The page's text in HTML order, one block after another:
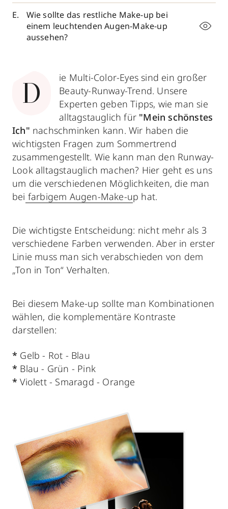
Wie sollte das restliche Make-up bei
einem leuchtenden Augen-Make-up
aussehen?
D
ie Multi-Color-Eyes sind ein großer
Beauty-Runway-Trend. Unsere
Experten geben Tipps, wie man sie
alltagstauglich für "Mein schönstes
Ich" nachschminken kann. Wir haben die
wichtigsten Fragen zum Sommertrend
zusammengestellt. Wie kann man den Runway-
Look alltagstauglich machen? Hier geht es uns
um die verschiedenen Möglichkeiten, die man
bei farbigem Augen-Make-up hat.
Die wichtigste Entscheidung: nicht mehr als 3
verschiedene Farben verwenden. Aber in erster
Linie muss man sich verabschieden von dem
„Ton in Ton“ Verhalten.
Bei diesem Make-up sollte man Kombinationen
wählen, die komplementäre Kontraste
darstellen:
* Gelb - Rot - Blau
* Blau - Grün - Pink
* Violett - Smaragd - Orange